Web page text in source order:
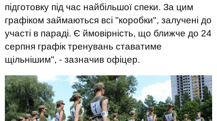
підготовку під час найбільшої спеки. За цим
графіком займаються всі "коробки", залучені до
участі в параді. Є ймовірність, що ближче до 24
серпня графік тренувань ставатиме
щільнішим", - зазначив офіцер.